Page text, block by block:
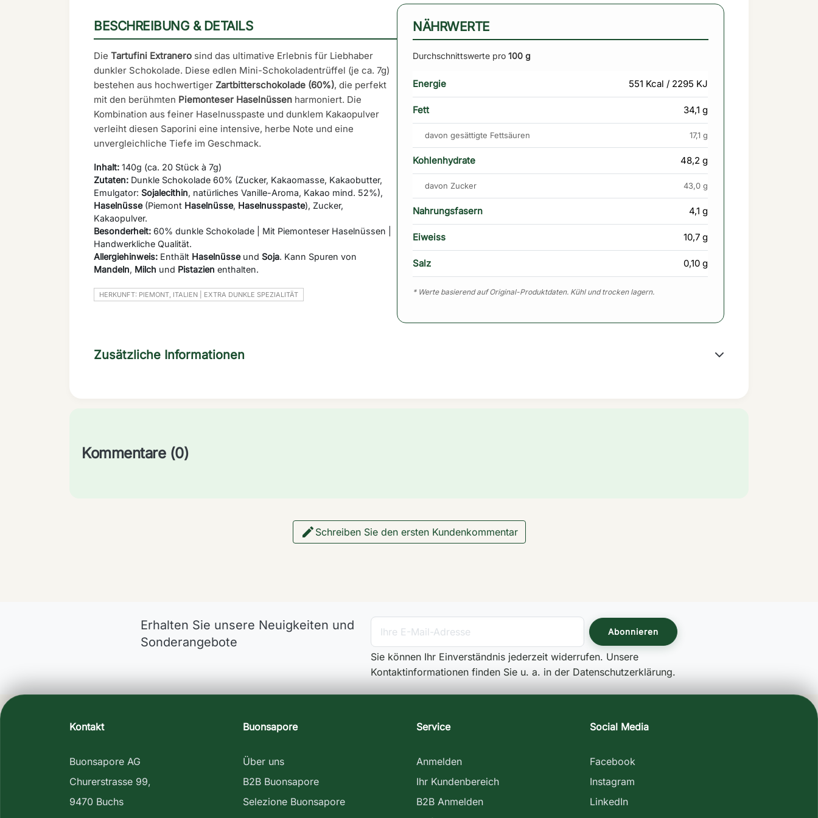
BESCHREIBUNG & DETAILS
Die Tartufini Extranero sind das ultimative Erlebnis für Liebhaber
dunkler Schokolade. Diese edlen Mini-Schokoladentrüffel (je ca. 7g)
bestehen aus hochwertiger Zartbitterschokolade (60%), die perfekt
mit den berühmten Piemonteser Haselnüssen harmoniert. Die
Kombination aus feiner Haselnusspaste und dunklem Kakaopulver
verleiht diesen Saporini eine intensive, herbe Note und eine
unvergleichliche Tiefe im Geschmack.
Inhalt: 140g (ca. 20 Stück à 7g)
Zutaten: Dunkle Schokolade 60% (Zucker, Kakaomasse, Kakaobutter,
Emulgator: Sojalecithin, natürliches Vanille-Aroma, Kakao mind. 52%),
Haselnüsse(Piemont Haselnüsse, Haselnusspaste), Zucker,
Kakaopulver.
Besonderheit: 60% dunkle Schokolade | Mit Piemonteser Haselnüssen |
Handwerkliche Qualität.
Allergiehinweis: Enthält Haselnüsseund Soja. Kann Spuren von
Mandeln, Milch und Pistazien enthalten.
HERKUNFT: PIEMONT, ITALIEN | EXTRA DUNKLE SPEZIALITÄT
NÄHRWERTE
Durchschnittswerte pro100 g
Energie 551 Kcal / 2295 KJ
Fett 34,1 g
davon gesättigte Fettsäuren 17,1 g
Kohlenhydrate 48,2 g
davon Zucker 43,0 g
Nahrungsfasern 4,1 g
Eiweiss 10,7 g
Salz 0,10 g
* Werte basierend auf Original-Produktdaten. Kühl und trocken lagern.
Zusätzliche Informationen
Kommentare (0)
 Schreiben Sie den ersten Kundenkommentar
Erhalten Sie unsere Neuigkeiten und
Sonderangebote
Sie können Ihr Einverständnis jederzeit widerrufen. Unsere
Kontaktinformationen finden Sie u. a. in der Datenschutzerklärung.
Kontakt
Buonsapore AG
Churerstrasse 99,
9470 Buchs
Buonsapore
Über uns
B2B Buonsapore
Selezione Buonsapore
Service
Anmelden
Ihr Kundenbereich
B2B Anmelden
Social Media
Facebook
Instagram
LinkedIn